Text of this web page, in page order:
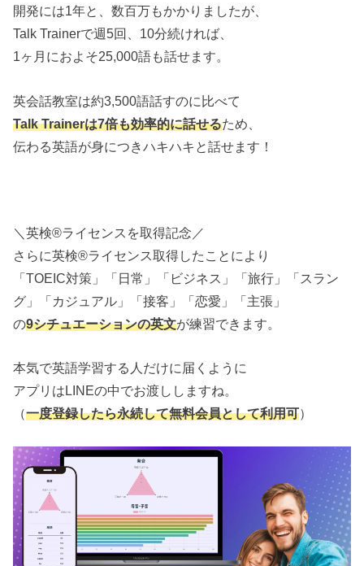
開発には1年と、数百万もかかりましたが、
Talk Trainerで週5回、10分続ければ、
1ヶ月におよそ25,000語も話せます。
英会話教室は約3,500語話すのに比べて
Talk Trainerは7倍も効率的に話せるため、
伝わる英語が身につきハキハキと話せます！
＼英検®ライセンスを取得記念／
さらに英検®ライセンス取得したことにより
「TOEIC対策」「日常」「ビジネス」「旅行」「スラン
グ」「カジュアル」「接客」「恋愛」「主張」
の9シチュエーションの英文が練習できます。
本気で英語学習する人だけに届くように
アプリはLINEの中でお渡ししますね。
（一度登録したら永続して無料会員として利用可）